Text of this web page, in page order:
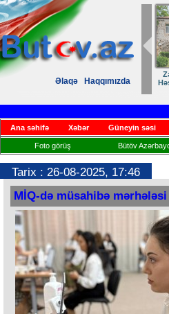
Əlaqə Haqqımızda
Ana səhifə Xəbər Güneyin səsi
Foto görüş Bütöv
Tarix : 26-08-2025, 17:46
MİQ-də müsahibə mərhələsi